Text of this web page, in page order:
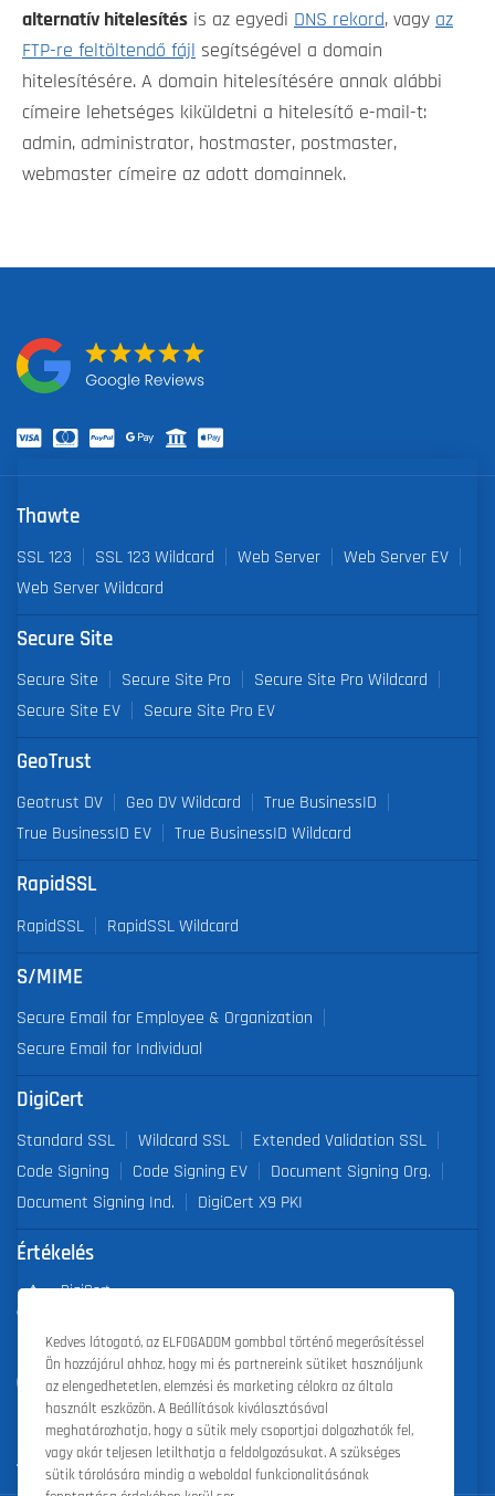
alternatív hitelesítés is az egyedi DNS rekord, vagy az
FTP-re feltöltendő fájl
segítségével a domain
hitelesítésére. A domain hitelesítésére annak alábbi
címeire lehetséges kiküldetni a hitelesítő e-mail-t:
admin, administrator, hostmaster, postmaster,
webmaster címeire az adott domainnek.
Thawte
SSL 123 SSL 123 Wildcard Web Server
Web Server EV
Web Server Wildcard
Secure Site
Secure Site Secure Site Pro
Secure Site Pro Wildcard
Secure Site EV
Secure Site Pro EV
GeoTrust
Geotrust DV Geo DV Wildcard
True BusinessID
True BusinessID EV
True BusinessID Wildcard
RapidSSL
RapidSSL RapidSSL Wildcard
S/MIME
Secure Email for Employee & Organization
Secure Email for Individual
DigiCert
Standard SSL Wildcard SSL
Extended Validation SSL
Code Signing
Code Signing EV
Document Signing Org.
Document Signing Ind.
DigiCert X9 PKI
Értékelés
DigiCert
Outstanding Sales Performance Award 2018, 2019, 2020, 2021,
2022
Kedves látogató, az ELFOGADOM gombbal történő megerősítéssel
Ön hozzájárul ahhoz, hogy mi és partnereink sütiket használjunk
az elengedhetetlen, elemzési és marketing célokra az általa
használt eszközön. A Beállítások kiválasztásával
meghatározhatja, hogy a sütik mely csoportjai dolgozhatók fel,
vagy akár teljesen letilthatja a feldolgozásukat. A szükséges
sütik tárolására mindig a weboldal funkcionalitásának